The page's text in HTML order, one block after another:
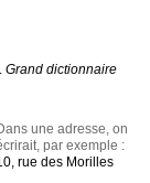
Grand dictionnaire
une adresse, on
par exemple :
rue des Morilles